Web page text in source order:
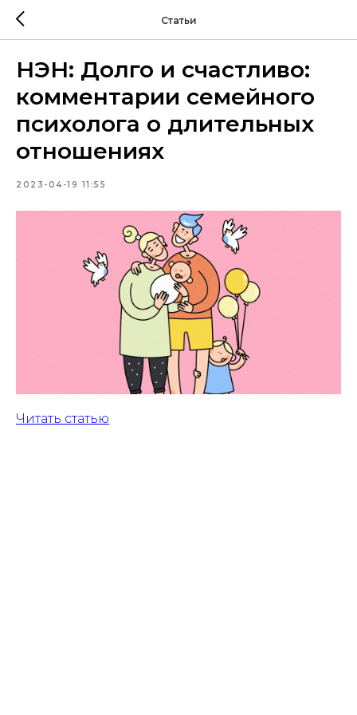
Статьи
НЭН: Долго и счастливо:
комментарии семейного
психолога о длительных
отношениях
2023-04-19 11:55
Читать статью